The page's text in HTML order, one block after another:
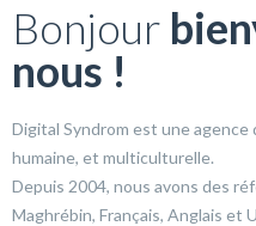
Bonjour
nous !
Digital Syndrom est une agence
humaine, et multiculturelle.
Depuis 2004, nous avons des
Maghrébin, Français, Anglais et